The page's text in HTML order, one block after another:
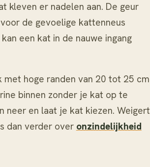
kleven er nadelen aan. De geur
de gevoelige kattenneus
een kat in de nauwe ingang
met hoge randen van 20 tot 25 cm
binnen zonder je kat op te
en laat je kat kiezen. Weigert
dan verder over onzindelijkheid